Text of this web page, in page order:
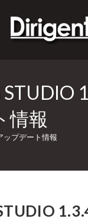
情報
ップデート情報